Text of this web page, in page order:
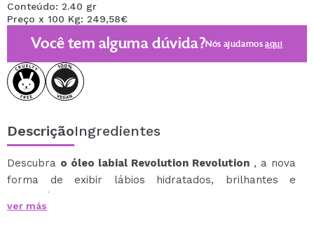
Conteúdo: 2.40 gr
Preço x 100 Kg: 249,58€
Você tem alguma dúvida?Nós ajudamosaqui
DescriçãoIngredientes
Descubra o óleo labial Revolution Revolution , a nova
forma de exibir lábios hidratados, brilhantes e
confortáveis.
Esses bastões inovadores combinam a suculência de
ver más